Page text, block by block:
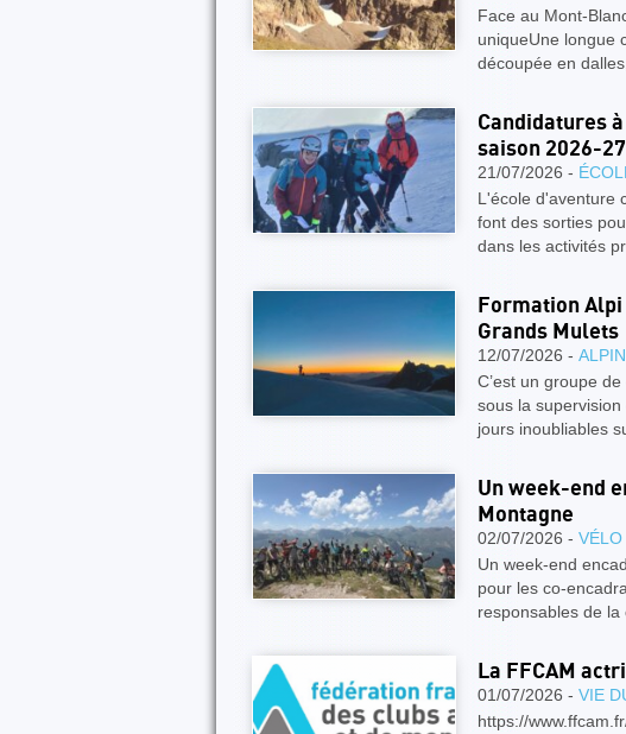
Face au
uniqueUne longue
découpée en
Candidatures
saison 2026-27
21/07/2026 -
L'école d'aventure
font des sorties
dans les activités
Formation
Grands Mulets
12/07/2026 -
C’est un groupe
sous la
jours inoubliables
Un week-end
Montagne
02/07/2026 -
Un week-end
pour les co-
responsables de la
La FFCAM
01/07/2026 - VIE
https://